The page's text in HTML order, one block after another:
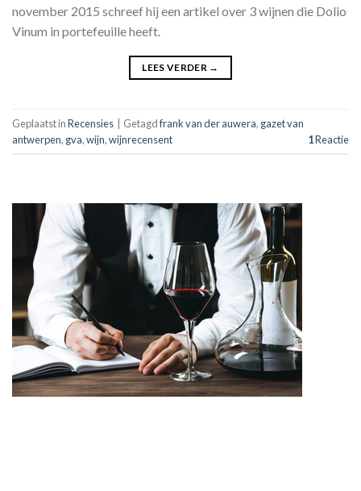
november 2015 schreef hij een artikel over 3 wijnen die Dolio
Vinum in portefeuille heeft.
LEES VERDER →
Geplaatst inRecensies Getagdfrank van der auwera, gazet van
antwerpen, gva,wijn,wijnrecensent 1Reactie